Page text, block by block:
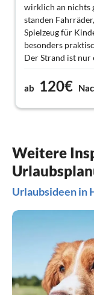
wirklich an nichts
standen
Spielzeug für
besonders
Der Strand ist
und das
ruhigen Lage.
Hunde
den Eigentümern
ab 120€
Weitere
Urlaubsideen in